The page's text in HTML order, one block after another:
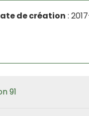
de création :
91